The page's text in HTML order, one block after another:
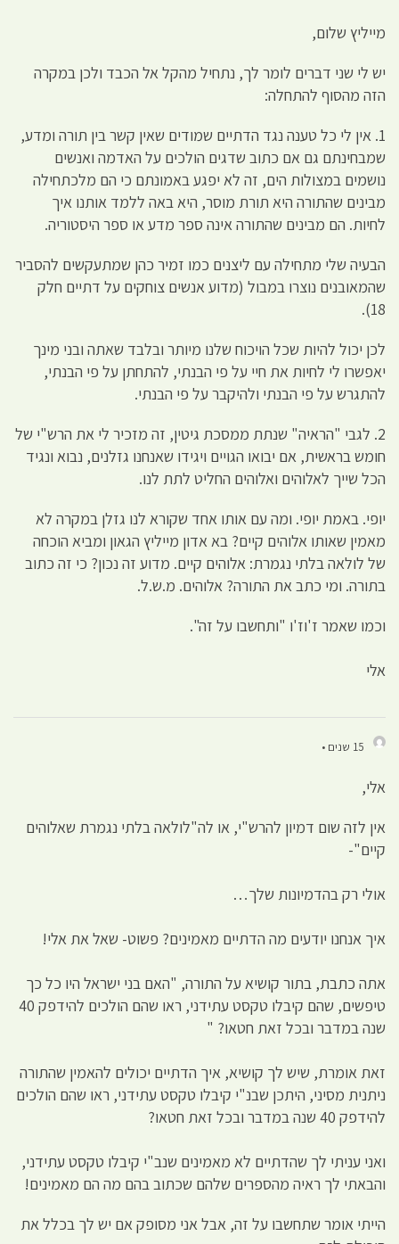
מייליץ שלום,
יש לי שני דברים לומר לך, נתחיל מהקל אל הכבד ולכן במקרה
הזה מהסוף להתחלה:
1. אין לי כל טענה נגד הדתיים שמודים שאין קשר בין תורה ומדע,
שמבחינתם גם אם כתוב שדגים הולכים על האדמה ואנשים
נושמים במצולות הים, זה לא יפגע באמונתם כי הם מלכתחילה
מבינים שהתורה היא תורת מוסר, היא באה ללמד אותנו איך
לחיות. הם מבינים שהתורה אינה ספר מדע או ספר היסטוריה.
הבעיה שלי מתחילה עם ליצנים כמו זמיר כהן שמתעקשים להסביר
שהמאובנים נוצרו במבול (מדוע אנשים צוחקים על דתיים חלק
18).
לכן יכול להיות שכל הויכוח שלנו מיותר ובלבד שאתה ובני מינך
יאפשרו לי לחיות את חיי על פי הבנתי, להתחתן על פי הבנתי,
להתגרש על פי הבנתי ולהיקבר על פי הבנתי.
2. לגבי "הראיה" שנתת ממסכת גיטין, זה מזכיר לי את הרש"י של
חומש בראשית, אם יבואו הגויים ויגידו שאנחנו גזלנים, נבוא ונגיד
הכל שייך לאלוהים ואלוהים החליט לתת לנו.
יופי. באמת יופי. ומה עם אותו אחד שקורא לנו גזלן במקרה לא
מאמין שאותו אלוהים קיים? בא אדון מייליץ הגאון ומביא הוכחה
של לולאה בלתי נגמרת: אלוהים קיים. מדוע זה נכון? כי זה כתוב
בתורה. ומי כתב את התורה? אלוהים. מ.ש.ל.
וכמו שאמר ז'וז'ו "ותחשבו על זה".
אלי
15 שנים •
אלי,
אין לזה שום דמיון להרש"י, או לה"לולאה בלתי נגמרת שאלוהים
קיים"-
אולי רק בהדמיונות שלך…
איך אנחנו יודעים מה הדתיים מאמינים? פשוט- שאל את אלי!
אתה כתבת, בתור קושיא על התורה, "האם בני ישראל היו כל כך
טיפשים, שהם קיבלו טקסט עתידני, ראו שהם הולכים להידפק 40
שנה במדבר ובכל זאת חטאו? "
זאת אומרת, שיש לך קושיא, איך הדתיים יכולים להאמין שהתורה
ניתנית מסיני, היתכן שבנ"י קיבלו טקסט עתידני, ראו שהם הולכים
להידפק 40 שנה במדבר ובכל זאת חטאו?
ואני עניתי לך שהדתיים לא מאמינים שנב"י קיבלו טקסט עתידני,
והבאתי לך ראיה מהספרים שלהם שכתוב בהם מה הם מאמינים!
הייתי אומר שתחשבו על זה, אבל אני מסופק אם יש לך בכלל את